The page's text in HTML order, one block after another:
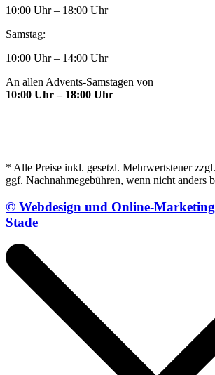
10:00 Uhr – 18:00 Uhr
Samstag:
10:00 Uhr – 14:00 Uhr
An allen Advents-Samstagen von
10:00 Uhr – 18:00 Uhr
* Alle Preise inkl. gesetzl. Mehrwertsteuer
ggf. Nachnahmegebühren, wenn nicht anders
© Webdesign und Online-
Stade